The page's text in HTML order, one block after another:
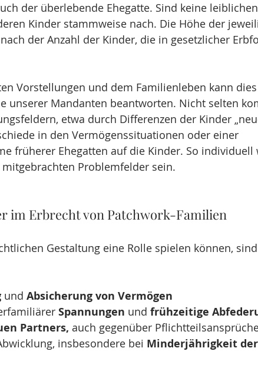
der überlebende Ehegatte. Sind keine
Kinder stammweise nach. Die Höhe der
der Anzahl der Kinder, die in gesetzlicher
Vorstellungen und dem Familienleben kann
unserer Mandanten beantworten. Nicht selten
etwa durch Differenzen der Kinder
in den Vermögenssituationen oder einer
früherer Ehegatten auf die Kinder. So individuell
Problemfelder sein.
im Erbrecht von Patchwork-Familien
Gestaltung eine Rolle spielen können,
und Absicherung von Vermögen
Spannungen und frühzeitige
Partners, auch gegenüber
insbesondere bei Minderjährigkeit